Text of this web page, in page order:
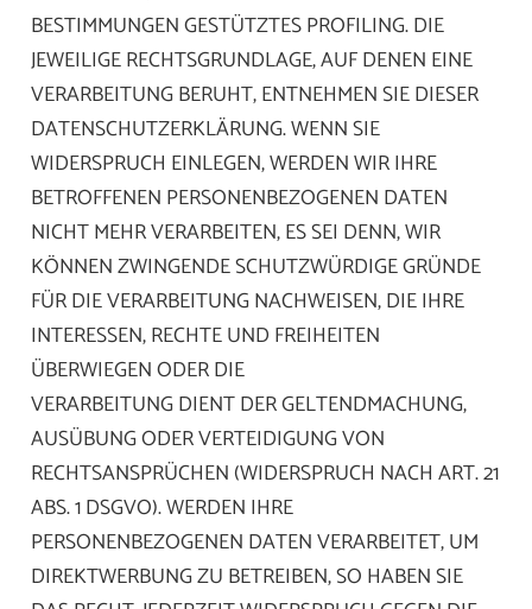
BESTIMMUNGEN GESTÜTZTES PROFILING. DIE
JEWEILIGE RECHTSGRUNDLAGE, AUF DENEN EINE
VERARBEITUNG BERUHT, ENTNEHMEN SIE DIESER
DATENSCHUTZERKLÄRUNG. WENN SIE
WIDERSPRUCH EINLEGEN, WERDEN WIR IHRE
BETROFFENEN PERSONENBEZOGENEN DATEN
NICHT MEHR VERARBEITEN, ES SEI DENN, WIR
KÖNNEN ZWINGENDE SCHUTZWÜRDIGE GRÜNDE
FÜR DIE VERARBEITUNG NACHWEISEN, DIE IHRE
INTERESSEN, RECHTE UND FREIHEITEN
ÜBERWIEGEN ODER DIE
VERARBEITUNG DIENT DER GELTENDMACHUNG,
AUSÜBUNG ODER VERTEIDIGUNG VON
RECHTSANSPRÜCHEN (WIDERSPRUCH NACH ART. 21
ABS. 1 DSGVO). WERDEN IHRE
PERSONENBEZOGENEN DATEN VERARBEITET, UM
DIREKTWERBUNG ZU BETREIBEN, SO HABEN SIE